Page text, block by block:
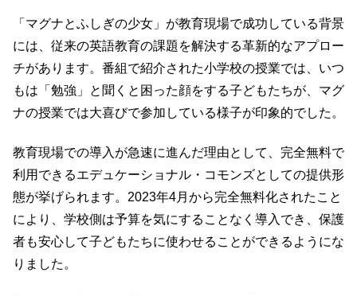
「マグナとふしぎの少女」が教育現場で成功している背景
には、従来の英語教育の課題を解決する革新的なアプロー
チがあります。番組で紹介された小学校の授業では、いつ
もは「勉強」と聞くと困った顔をする子どもたちが、マグ
ナの授業では大喜びで参加している様子が印象的でした。
教育現場での導入が急速に進んだ理由として、完全無料で
利用できるエデュケーショナル・コモンズとしての提供形
態が挙げられます。2023年4月から完全無料化されたこと
により、学校側は予算を気にすることなく導入でき、保護
者も安心して子どもたちに使わせることができるようにな
りました。